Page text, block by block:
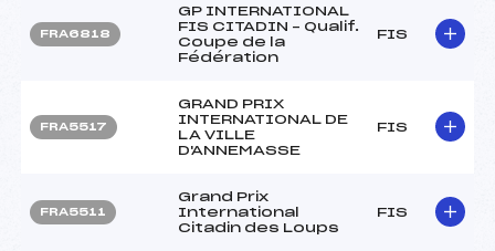
FRA6818
GP INTERNATIONAL
FIS CITADIN – Qualif.
Coupe de la
Fédération
FIS
FRA5517
GRAND PRIX
INTERNATIONAL DE
LA VILLE
D'ANNEMASSE
FIS
FRA5511
Grand Prix
International
Citadin des Loups
FIS